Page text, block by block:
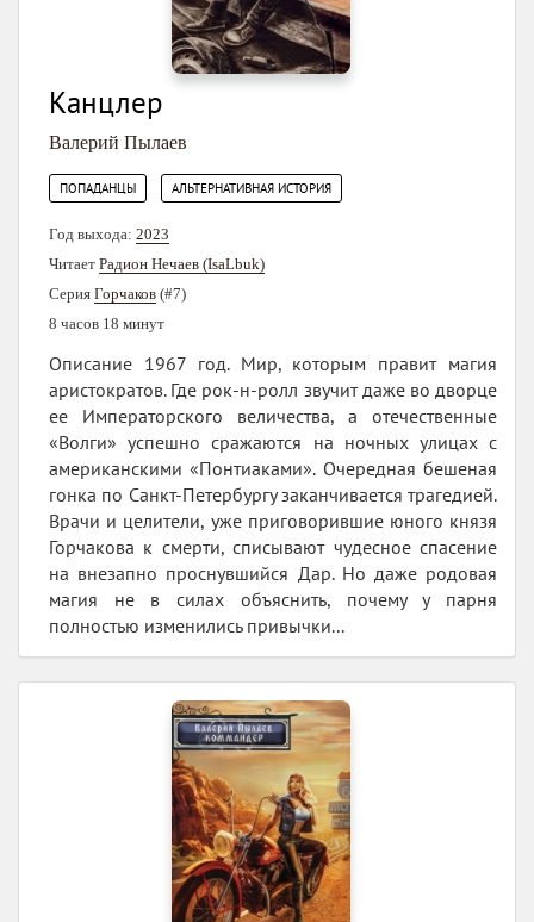
Канцлер
Валерий Пылаев
ПОПАДАНЦЫ АЛЬТЕРНАТИВНАЯ ИСТОРИЯ
Год выхода: 2023
Читает Радион Нечаев (IsaLbuk)
Серия Горчаков (#7)
8 часов 18 минут
Описание 1967 год. Мир, которым правит магия
аристократов. Где рок-н-ролл звучит даже во дворце
ее Императорского величества, а отечественные
«Волги» успешно сражаются на ночных улицах с
американскими «Понтиаками». Очередная бешеная
гонка по Санкт-Петербургу заканчивается трагедией.
Врачи и целители, уже приговорившие юного князя
Горчакова к смерти, списывают чудесное спасение
на внезапно проснувшийся Дар. Но даже родовая
магия не в силах объяснить, почему у парня
полностью изменились привычки...